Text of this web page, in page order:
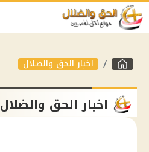
اخبار الحق والضلال
اخبار الحق والضلال